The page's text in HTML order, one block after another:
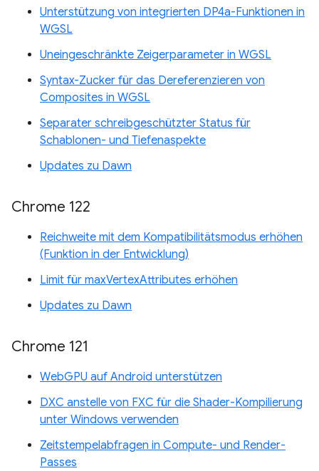
Unterstützung von integrierten DP4a-Funktionen in
WGSL
Uneingeschränkte Zeigerparameter in WGSL
Syntax-Zucker für das Dereferenzieren von
Composites in WGSL
Separater schreibgeschützter Status für
Schablonen- und Tiefenaspekte
Updates zu Dawn
Chrome 122
Reichweite mit dem Kompatibilitätsmodus erhöhen
(Funktion in der Entwicklung)
Limit für maxVertexAttributes erhöhen
Updates zu Dawn
Chrome 121
WebGPU auf Android unterstützen
DXC anstelle von FXC für die Shader-Kompilierung
unter Windows verwenden
Zeitstempelabfragen in Compute- und Render-
Passes